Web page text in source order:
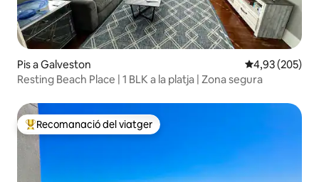
Pis a Galveston 4,93 de
4,93 (205)
Resting Beach Place | 1 BLK a la platja | Zona segura
Principals recomanacions dels viatgers
Recomanació del viatger